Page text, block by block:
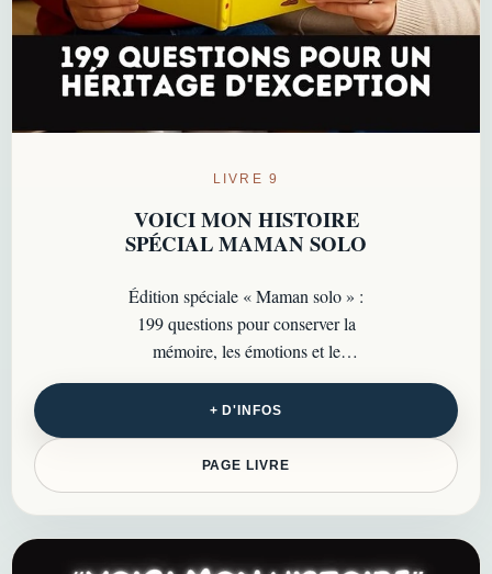
LIVRE 9
VOICI MON HISTOIRE
SPÉCIAL MAMAN SOLO
Édition spéciale « Maman solo » :
199 questions pour conserver la
mémoire, les émotions et le
parcours d’une vie dans un livre
intime à transmettre…
+ D'INFOS
PAGE LIVRE